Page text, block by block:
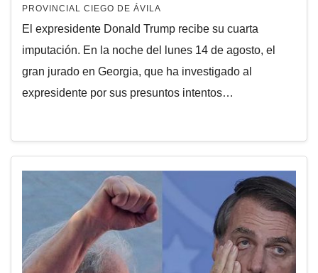
PROVINCIAL CIEGO DE ÁVILA
El expresidente Donald Trump recibe su cuarta
imputación. En la noche del lunes 14 de agosto, el
gran jurado en Georgia, que ha investigado al
expresidente por sus presuntos intentos…